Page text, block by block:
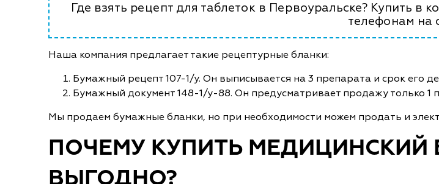
Где взять рецепт для таблеток в Первоуральске? Купить
телефонам на
Наша компания предлагает такие рецептурные бланки:
Бумажный рецепт 107-1/у. Он выписывается на 3 препарата и срок его
Бумажный документ 148-1/у-88. Он предусматривает продажу только 1
Мы продаем бумажные бланки, но при необходимости можем продать и
ПОЧЕМУ КУПИТЬ МЕДИЦИНСКИЙ
ВЫГОДНО?